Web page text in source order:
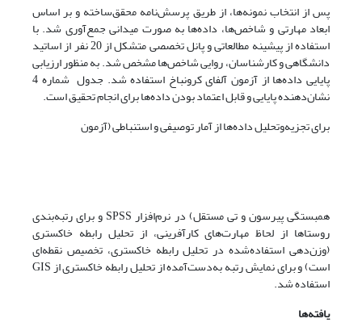
پس از انتخاب نمونه‌ها، از طریق پرسش‌نامه محقق‌ساخته و بر اساس
ابعاد مهارتی و شاخص‌ها، داده‌ها به صورت میدانی جمع‌آوری شد. با
استفاده از پیشینه مطالعاتی و پانل تخصصی متشکل از 20 نفر از اساتید
دانشگاهی و کارشناسان، روایی شاخص‌ها مشخص شد. به منظور ارزیابی
پایایی داده‌ها از آزمون آلفای کرونباخ استفاده شد. جدول شماره 4
نشان‌دهنده پایایی و قابل اعتماد بودن داده‌ها برای انجام تحقیق است.
برای تجزیه‌وتحلیل داده‌ها از آمار توصیفی و استنباطی (آزمون
همبستگی پیرسون و تی مستقل) در نرم‌افزار SPSS و برای رتبه‌بندی
روستاها از لحاظ مهارت‌های کارآفرینی، از تحلیل رابطه خاکستری
(وزن‌دهی استفاده‌شده در تحلیل رابطه خاکستری، تخصیص نقطه‌ای
است) و برای نمایش رتبه به‌دست‌آمده از تحلیل رابطه خاکستری از GIS
استفاده ‌شد.
یافته‌ها